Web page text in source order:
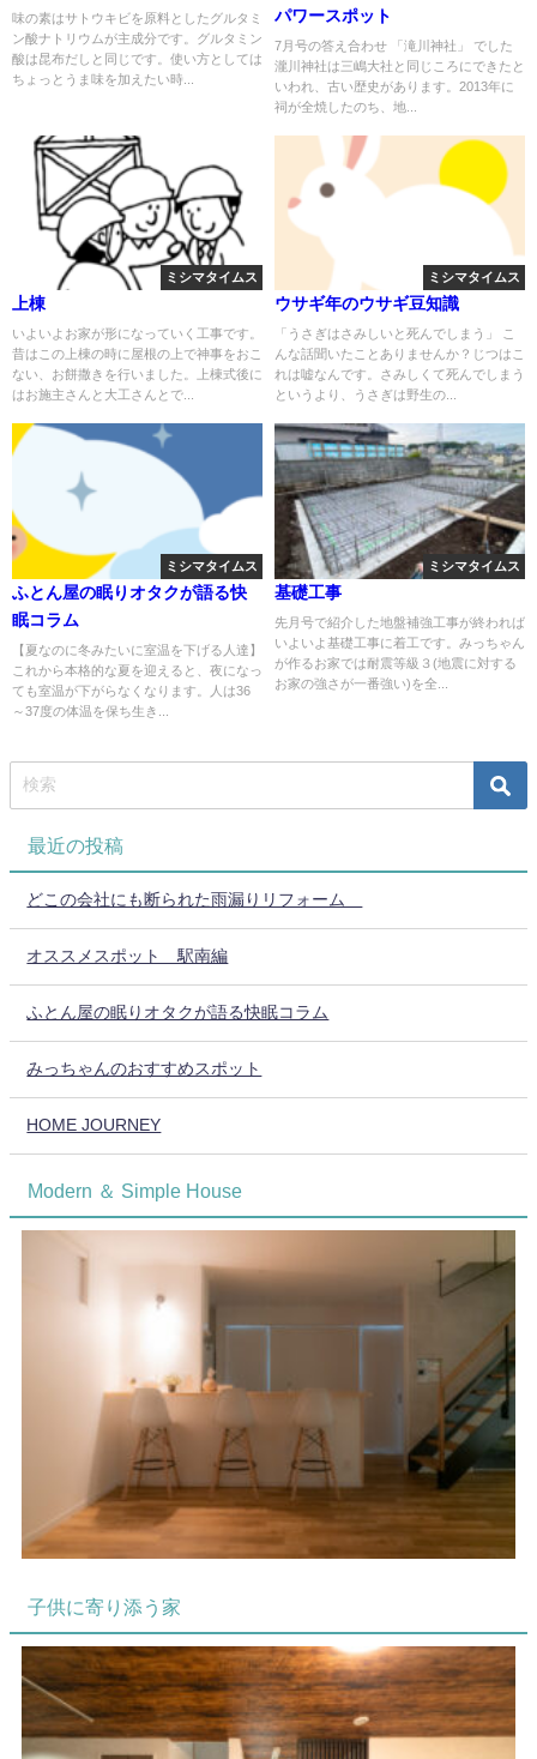
味の素はサトウキビを原料としたグルタミ
ン酸ナトリウムが主成分です。グルタミン
酸は昆布だしと同じです。使い方としては
ちょっとうま味を加えたい時...
パワースポット
7月号の答え合わせ 「滝川神社」 でした
瀧川神社は三嶋大社と同じころにできたと
いわれ、古い歴史があります。2013年に
祠が全焼したのち、地...
ミシマタイムス
上棟
いよいよお家が形になっていく工事です。
昔はこの上棟の時に屋根の上で神事をおこ
ない、お餅撒きを行いました。上棟式後に
はお施主さんと大工さんとで...
ミシマタイムス
ウサギ年のウサギ豆知識
「うさぎはさみしいと死んでしまう」 こ
んな話聞いたことありませんか？じつはこ
れは嘘なんです。さみしくて死んでしまう
というより、うさぎは野生の...
ミシマタイムス
ふとん屋の眠りオタクが語る快
眠コラム
【夏なのに冬みたいに室温を下げる人達】
これから本格的な夏を迎えると、夜になっ
ても室温が下がらなくなります。人は36
～37度の体温を保ち生き...
ミシマタイムス
基礎工事
先月号で紹介した地盤補強工事が終われば
いよいよ基礎工事に着工です。みっちゃん
が作るお家では耐震等級３(地震に対する
お家の強さが一番強い)を全...
最近の投稿
どこの会社にも断られた雨漏りリフォーム
オススメスポット 駅南編
ふとん屋の眠りオタクが語る快眠コラム
みっちゃんのおすすめスポット
HOME JOURNEY
Modern ＆ Simple House
子供に寄り添う家